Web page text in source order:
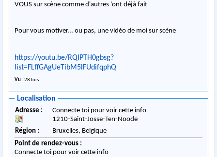
VOUS sur scène comme d'autres 'ont déjà fait
Pour vous motiver... ou pas, une vidéo de moi sur scène
https://youtu.be/RQIPTH0gbsg?
list=FLffGAgUeTibM5lFUdifqphQ
Vu : 28 fois
Localisation
Adresse :
Connecte toi pour voir cette info
1210-Saint-Josse-Ten-Noode
Région :
Bruxelles, Belgique
Point de rendez-vous :
Connecte toi pour voir cette info